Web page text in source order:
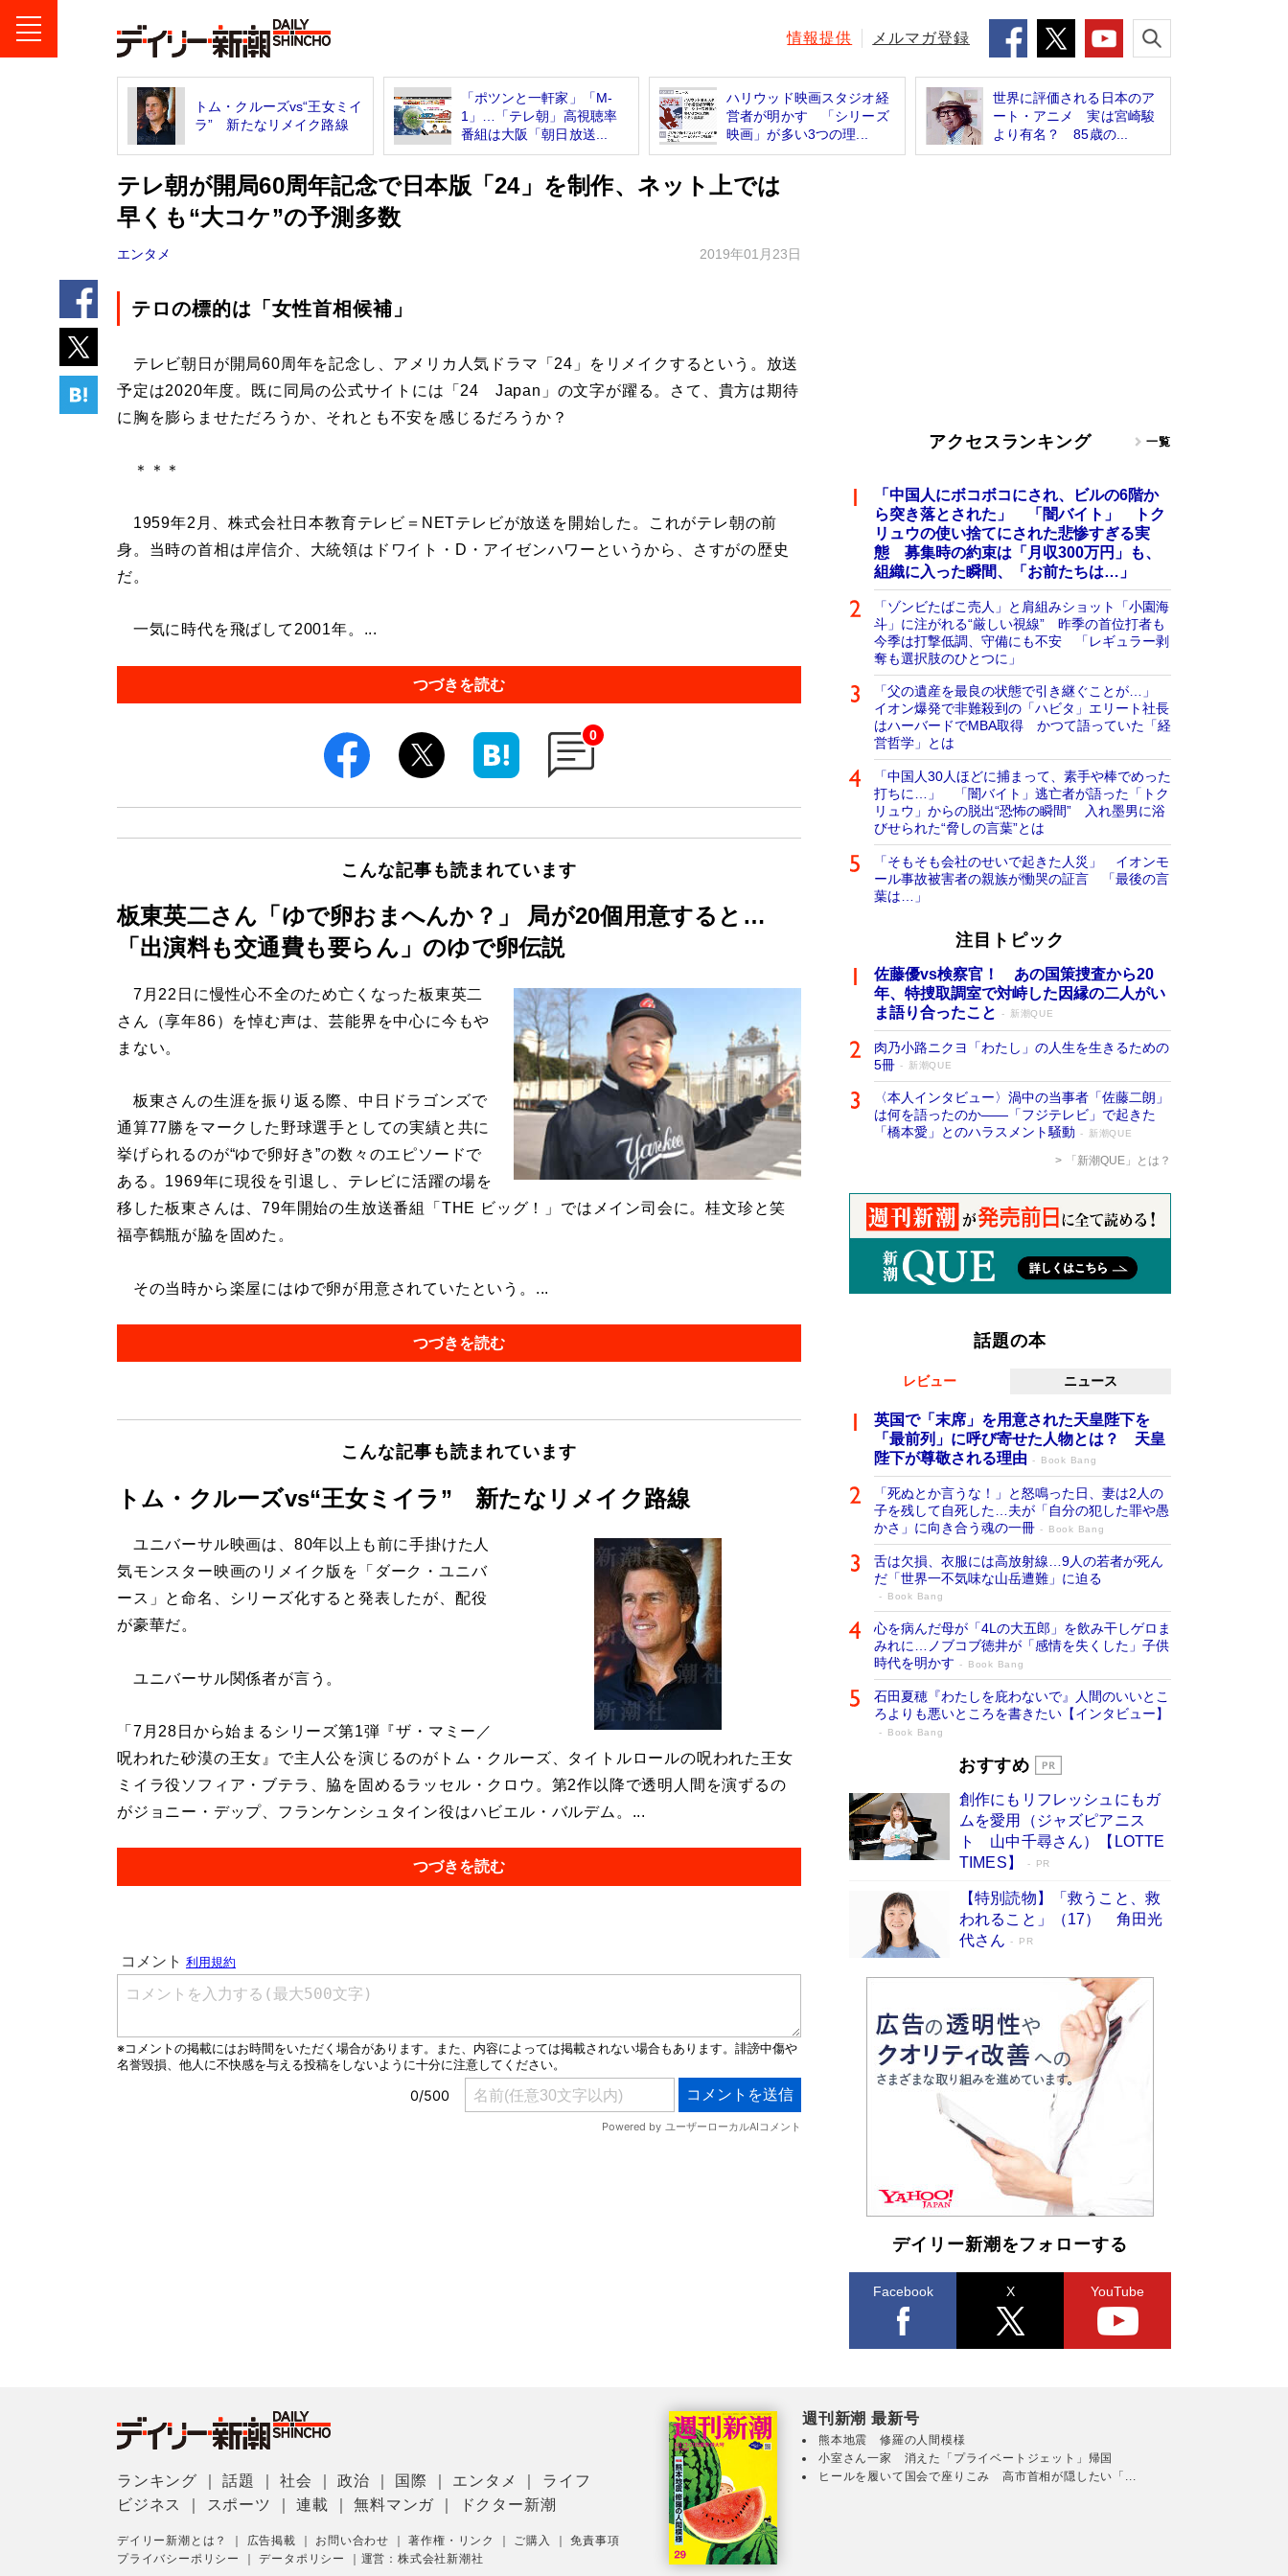
情報提供 メルマガ登録
トム・クルーズvs“王女ミイ
ラ” 新たなリメイク路線
「ポツンと一軒家」「M-
1」…「テレ朝」高視聴率
番組は大阪「朝日放送...
ハリウッド映画スタジオ経
営者が明かす 「シリーズ
映画」が多い3つの理...
世界に評価される日本のア
ート・アニメ 実は宮崎駿
より有名？ 85歳の...
テレ朝が開局60周年記念で日本版「24」を制作、ネット上では
早くも“大コケ”の予測多数
エンタメ 2019年01月23日
テロの標的は「女性首相候補」
テレビ朝日が開局60周年を記念し、アメリカ人気ドラマ「24」をリメイクするという。放送
予定は2020年度。既に同局の公式サイトには「24 Japan」の文字が躍る。さて、貴方は期待
に胸を膨らませただろうか、それとも不安を感じるだろうか？
＊＊＊
1959年2月、株式会社日本教育テレビ＝NETテレビが放送を開始した。これがテレ朝の前
身。当時の首相は岸信介、大統領はドワイト・D・アイゼンハワーというから、さすがの歴史
だ。
一気に時代を飛ばして2001年。...
つづきを読む
0
こんな記事も読まれています
板東英二さん「ゆで卵おまへんか？」 局が20個用意すると…
「出演料も交通費も要らん」のゆで卵伝説
7月22日に慢性心不全のため亡くなった板東英二
さん（享年86）を悼む声は、芸能界を中心に今もや
まない。
板東さんの生涯を振り返る際、中日ドラゴンズで
通算77勝をマークした野球選手としての実績と共に
挙げられるのが“ゆで卵好き”の数々のエピソードで
ある。1969年に現役を引退し、テレビに活躍の場を
移した板東さんは、79年開始の生放送番組「THE ビッグ！」ではメイン司会に。桂文珍と笑
福亭鶴瓶が脇を固めた。
その当時から楽屋にはゆで卵が用意されていたという。...
つづきを読む
こんな記事も読まれています
トム・クルーズvs“王女ミイラ” 新たなリメイク路線
ユニバーサル映画は、80年以上も前に手掛けた人
気モンスター映画のリメイク版を「ダーク・ユニバ
ース」と命名、シリーズ化すると発表したが、配役
が豪華だ。
ユニバーサル関係者が言う。
「7月28日から始まるシリーズ第1弾『ザ・マミー／
呪われた砂漠の王女』で主人公を演じるのがトム・クルーズ、タイトルロールの呪われた王女
ミイラ役ソフィア・ブテラ、脇を固めるラッセル・クロウ。第2作以降で透明人間を演ずるの
がジョニー・デップ、フランケンシュタイン役はハビエル・バルデム。...
つづきを読む
アクセスランキング 一覧
「中国人にボコボコにされ、ビルの6階か
ら突き落とされた」 「闇バイト」 トク
リュウの使い捨てにされた悲惨すぎる実
態 募集時の約束は「月収300万円」も、
組織に入った瞬間、「お前たちは…」
「ゾンビたばこ売人」と肩組みショット「小園海
斗」に注がれる“厳しい視線” 昨季の首位打者も
今季は打撃低調、守備にも不安 「レギュラー剥
奪も選択肢のひとつに」
「父の遺産を最良の状態で引き継ぐことが…」
イオン爆発で非難殺到の「ハビタ」エリート社長
はハーバードでMBA取得 かつて語っていた「経
営哲学」とは
「中国人30人ほどに捕まって、素手や棒でめった
打ちに…」 「闇バイト」逃亡者が語った「トク
リュウ」からの脱出“恐怖の瞬間” 入れ墨男に浴
びせられた“脅しの言葉”とは
「そもそも会社のせいで起きた人災」 イオンモ
ール事故被害者の親族が慟哭の証言 「最後の言
葉は…」
注目トピック
佐藤優vs検察官！ あの国策捜査から20
年、特捜取調室で対峙した因縁の二人がい
ま語り合ったこと
新潮QUE
肉乃小路ニクヨ「わたし」の人生を生きるための
5冊
新潮QUE
〈本人インタビュー〉渦中の当事者「佐藤二朗」
は何を語ったのか――「フジテレビ」で起きた
「橋本愛」とのハラスメント騒動
新潮QUE
「新潮QUE」とは？
話題の本
レビュー ニュース
英国で「末席」を用意された天皇陛下を
「最前列」に呼び寄せた人物とは？ 天皇
陛下が尊敬される理由
Book Bang
「死ぬとか言うな！」と怒鳴った日、妻は2人の
子を残して自死した…夫が「自分の犯した罪や愚
かさ」に向き合う魂の一冊
Book Bang
舌は欠損、衣服には高放射線…9人の若者が死ん
だ「世界一不気味な山岳遭難」に迫る
Book Bang
心を病んだ母が「4Lの大五郎」を飲み干しゲロま
みれに…ノブコブ徳井が「感情を失くした」子供
時代を明かす
Book Bang
石田夏穂『わたしを庇わないで』人間のいいとこ
ろよりも悪いところを書きたい【インタビュー】
Book Bang
73歳でも働くしかない 「老後レス時代」
「『火垂るの墓』は、大嘘である」原作者が抱き
続けた“自責の念”とは…「自己憐憫は描きたくな
い」監督が徹底的にこだわったこと（後編） #
Book Bang
「なんで？ そんな馬鹿な……」90歳になった作
家・阿刀田高さんが、ひとり暮らしの生活を明か
す
Book Bang
人々が新たな一歩を踏み出す連作短篇集『海のほ
Book Bang
和田秀樹の70代、80代向け新書がベスト3を独
占 上半期1位にも選出［新書ベストセラー］
Book Bang
おすすめ
創作にもリフレッシュにもガ
ムを愛用（ジャズピアニス
ト 山中千尋さん）【LOTTE
TIMES】
PR
【特別読物】「救うこと、救
われること」（17） 角田光
代さん
PR
デイリー新潮をフォローする
Facebook X YouTube
ランキング ｜話題 ｜社会 ｜政治 国際 エンタメ
ライフ
ビジネス
スポーツ ｜連載 ｜無料マンガ ドクター新潮
デイリー新潮とは？ 広告掲載 お問い合わせ ｜著作権・リンク ご購入 ｜免責事項
プライバシーポリシー
｜データポリシー 運営：株式会社新潮社
週刊新潮 最新号
熊本地震 修羅の人間模様
小室さん一家 消えた「プライベートジェット」帰国
ヒールを履いて国会で座りこみ 高市首相が隠したい「...